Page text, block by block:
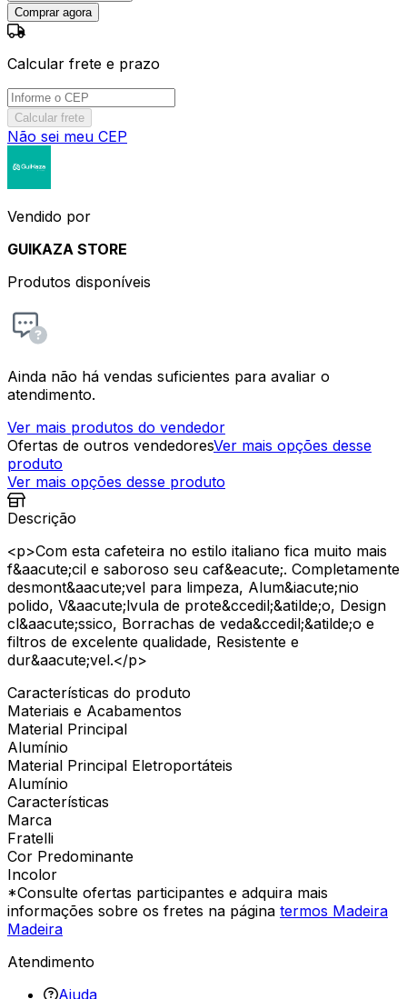
Comprar agora
Calcular frete e prazo
Calcular frete
Não sei meu CEP
Vendido por
GUIKAZA STORE
Produtos disponíveis
Ainda não há vendas suficientes para avaliar o
atendimento.
Ver mais produtos do vendedor
Ofertas de outros vendedoresVer mais opções desse
produto
Ver mais opções desse produto
Descrição
<p>Com esta cafeteira no estilo italiano fica muito mais
f&aacute;cil e saboroso seu caf&eacute;. Completamente
desmont&aacute;vel para limpeza, Alum&iacute;nio
polido, V&aacute;lvula de prote&ccedil;&atilde;o, Design
cl&aacute;ssico, Borrachas de veda&ccedil;&atilde;o e
filtros de excelente qualidade, Resistente e
dur&aacute;vel.</p>
Características do produto
Materiais e Acabamentos
Material Principal
Alumínio
Material Principal Eletroportáteis
Alumínio
Características
Marca
Fratelli
Cor Predominante
Incolor
*Consulte ofertas participantes e adquira mais
informações sobre os fretes na página termos Madeira
Madeira
Atendimento
Ajuda